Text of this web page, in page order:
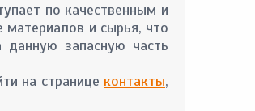
по качественным и
материалов и сырья, что
запасную часть
на странице контакты,